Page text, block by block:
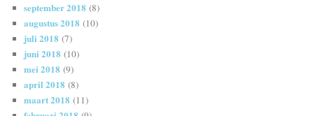
september 2018 (8)
augustus 2018 (10)
juli 2018 (7)
juni 2018 (10)
mei 2018 (9)
april 2018 (8)
maart 2018 (11)